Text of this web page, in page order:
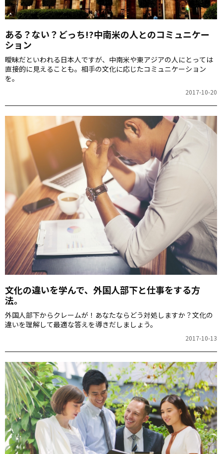
ある？ない？どっち!?中南米の人とのコミュニケー
ション
曖昧だといわれる日本人ですが、中南米や東アジアの人にとっては
直接的に見えることも。相手の文化に応じたコミュニケーション
を。
2017-10-20
文化の違いを学んで、外国人部下と仕事をする方
法。
外国人部下からクレームが！あなたならどう対処しますか？文化の
違いを理解して最適な答えを導きだしましょう。
2017-10-13